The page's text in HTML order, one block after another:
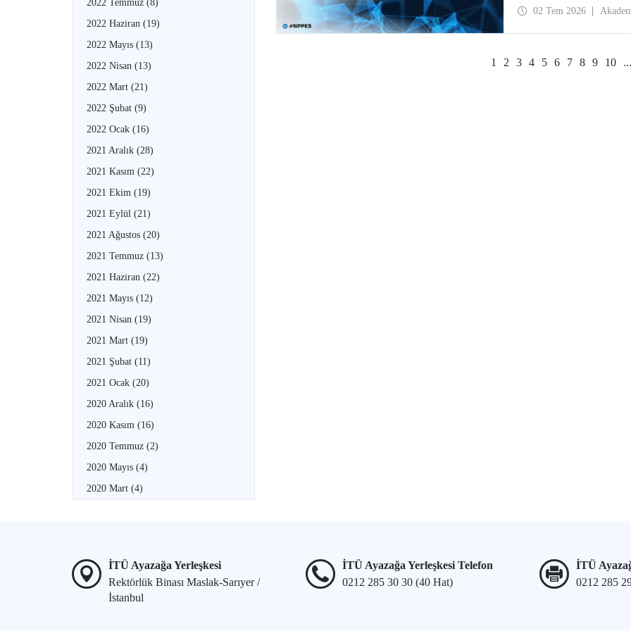
2022 Temmuz (8)
2022 Haziran (19)
2022 Mayıs (13)
2022 Nisan (13)
2022 Mart (21)
2022 Şubat (9)
2022 Ocak (16)
2021 Aralık (28)
2021 Kasım (22)
2021 Ekim (19)
2021 Eylül (21)
2021 Ağustos (20)
2021 Temmuz (13)
2021 Haziran (22)
2021 Mayıs (12)
2021 Nisan (19)
2021 Mart (19)
2021 Şubat (11)
2021 Ocak (20)
2020 Aralık (16)
2020 Kasım (16)
2020 Temmuz (2)
2020 Mayıs (4)
2020 Mart (4)
02 Tem 2026
1 2 3 4 5 6 7 8 9 10 ...
İTÜ Ayazağa Yerleşkesi
Rektörlük Binası Maslak-Sarıyer /
İstanbul
İTÜ Ayazağa Yerleşkesi Telefon
0212 285 30 30 (40 Hat)
İTÜ
0212 285